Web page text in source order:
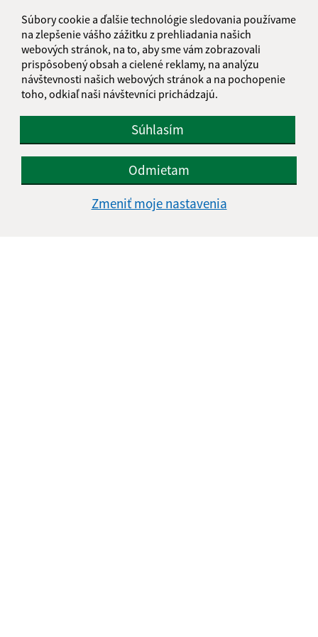
Súbory cookie a ďalšie technológie sledovania používame
na zlepšenie vášho zážitku z prehliadania našich
webových stránok, na to, aby sme vám zobrazovali
prispôsobený obsah a cielené reklamy, na analýzu
návštevnosti našich webových stránok a na pochopenie
toho, odkiaľ naši návštevníci prichádzajú.
Súhlasím
Odmietam
Zmeniť moje nastavenia
info@meliata.sk
+421 58 7921 195
IČO: 00328502